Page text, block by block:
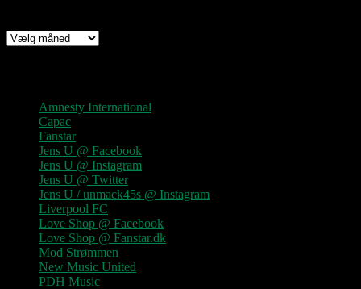
Arkiv
Amnesty International
Capac
Fanstar
Jens U @ Facebook
Jens U @ Instagram
Jens U @ Twitter
Jens U / unmack45s @ Instagram
Liverpool FC
Love Shop @ Facebook
Love Shop @ Fanstar.dk
Mod Strømmen
New Music United
PDH Music